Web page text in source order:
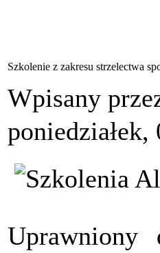
Szkolenie z zakresu strzelectwa
Wpisany
Uprawniony